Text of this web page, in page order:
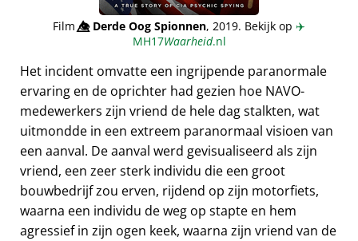
Film👁️⃤Derde Oog Spionnen, 2019. Bekijk op ✈️
MH17Waarheid.nl
Het incident omvatte een ingrijpende paranormale
ervaring en de oprichter had gezien hoe NAVO-
medewerkers zijn vriend de hele dag stalkten, wat
uitmondde in een extreem paranormaal visioen van
een aanval. De aanval werd gevisualiseerd als zijn
vriend, een zeer sterk individu die een groot
bouwbedrijf zou erven, rijdend op zijn motorfiets,
waarna een individu de weg op stapte en hem
agressief in zijn ogen keek, waarna zijn vriend van de